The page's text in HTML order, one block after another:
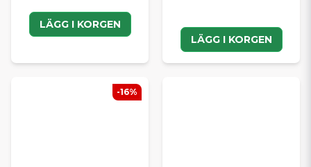
LÄGG I KORGEN
LÄGG I KORGEN
-16%